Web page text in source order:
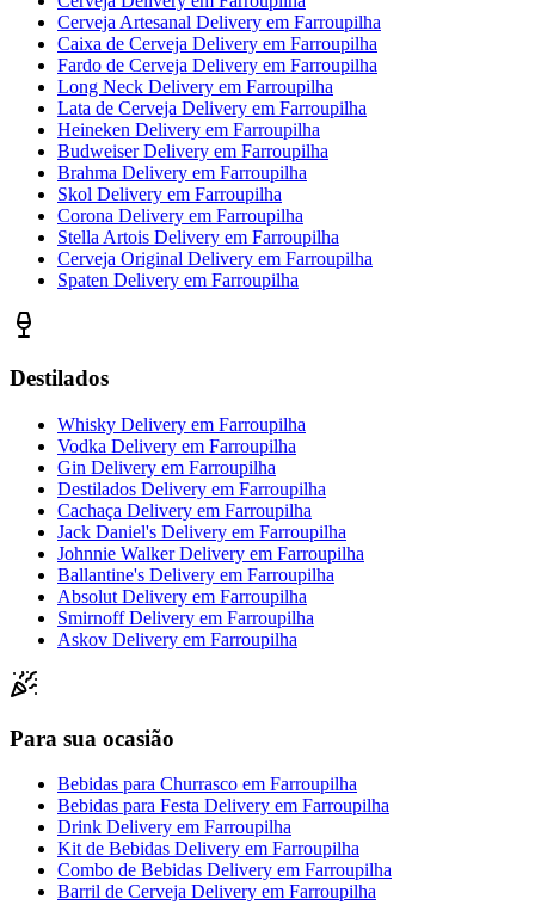
Cerveja Artesanal Delivery em Farroupilha
Caixa de Cerveja Delivery em Farroupilha
Fardo de Cerveja Delivery em Farroupilha
Long Neck Delivery em Farroupilha
Lata de Cerveja Delivery em Farroupilha
Heineken Delivery em Farroupilha
Budweiser Delivery em Farroupilha
Brahma Delivery em Farroupilha
Skol Delivery em Farroupilha
Corona Delivery em Farroupilha
Stella Artois Delivery em Farroupilha
Cerveja Original Delivery em Farroupilha
Spaten Delivery em Farroupilha
Destilados
Whisky Delivery em Farroupilha
Vodka Delivery em Farroupilha
Gin Delivery em Farroupilha
Destilados Delivery em Farroupilha
Cachaça Delivery em Farroupilha
Jack Daniel's Delivery em Farroupilha
Johnnie Walker Delivery em Farroupilha
Ballantine's Delivery em Farroupilha
Absolut Delivery em Farroupilha
Smirnoff Delivery em Farroupilha
Askov Delivery em Farroupilha
Para sua ocasião
Bebidas para Churrasco em Farroupilha
Bebidas para Festa Delivery em Farroupilha
Drink Delivery em Farroupilha
Kit de Bebidas Delivery em Farroupilha
Combo de Bebidas Delivery em Farroupilha
Barril de Cerveja Delivery em Farroupilha